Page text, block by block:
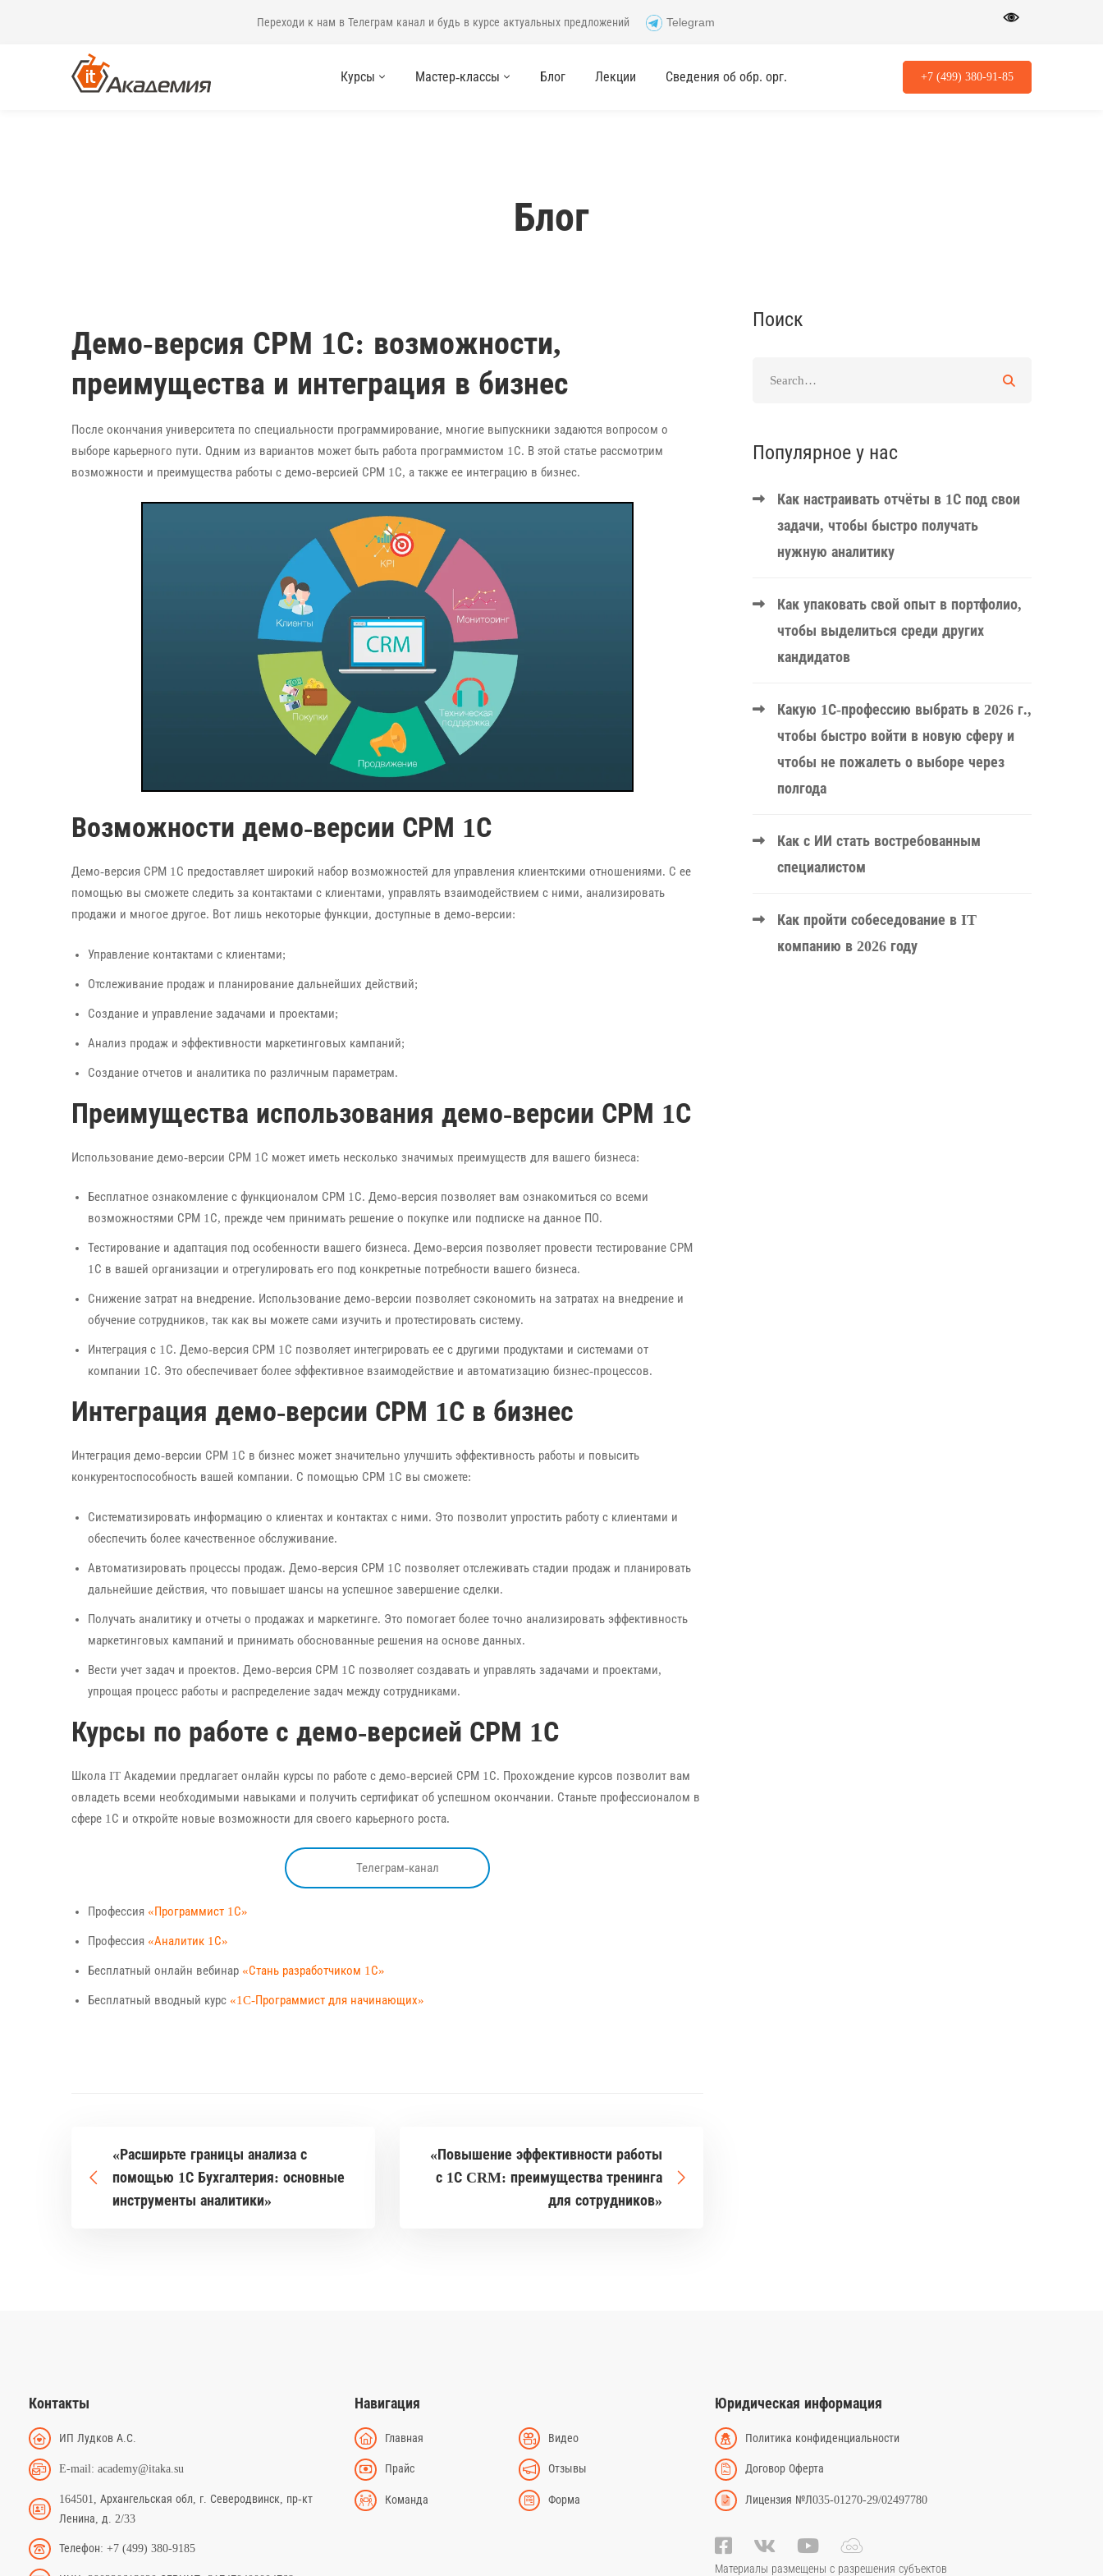
Переходи к нам в Телеграм канал и будь в курсе актуальных предложений Telegram
Курсы Мастер-классы Блог Лекции Сведения об обр. орг. +7 (499) 380-91-85
Блог
Демо-версия СРМ 1С: возможности,
преимущества и интеграция в бизнес
После окончания университета по специальности программирование, многие выпускники задаются вопросом о
выборе карьерного пути. Одним из вариантов может быть работа программистом 1С. В этой статье рассмотрим
возможности и преимущества работы с демо-версией СРМ 1С, а также ее интеграцию в бизнес.
Возможности демо-версии СРМ 1С
Демо-версия СРМ 1С предоставляет широкий набор возможностей для управления клиентскими отношениями. С ее
помощью вы сможете следить за контактами с клиентами, управлять взаимодействием с ними, анализировать
продажи и многое другое. Вот лишь некоторые функции, доступные в демо-версии:
Управление контактами с клиентами;
Отслеживание продаж и планирование дальнейших действий;
Создание и управление задачами и проектами;
Анализ продаж и эффективности маркетинговых кампаний;
Создание отчетов и аналитика по различным параметрам.
Преимущества использования демо-версии СРМ 1С
Использование демо-версии СРМ 1С может иметь несколько значимых преимуществ для вашего бизнеса:
Бесплатное ознакомление с функционалом СРМ 1С. Демо-версия позволяет вам ознакомиться со всеми
возможностями СРМ 1С, прежде чем принимать решение о покупке или подписке на данное ПО.
Тестирование и адаптация под особенности вашего бизнеса. Демо-версия позволяет провести тестирование СРМ
1С в вашей организации и отрегулировать его под конкретные потребности вашего бизнеса.
Снижение затрат на внедрение. Использование демо-версии позволяет сэкономить на затратах на внедрение и
обучение сотрудников, так как вы можете сами изучить и протестировать систему.
Интеграция с 1С. Демо-версия СРМ 1С позволяет интегрировать ее с другими продуктами и системами от
компании 1С. Это обеспечивает более эффективное взаимодействие и автоматизацию бизнес-процессов.
Интеграция демо-версии СРМ 1С в бизнес
Интеграция демо-версии СРМ 1С в бизнес может значительно улучшить эффективность работы и повысить
конкурентоспособность вашей компании. С помощью СРМ 1С вы сможете:
Систематизировать информацию о клиентах и контактах с ними. Это позволит упростить работу с клиентами и
обеспечить более качественное обслуживание.
Автоматизировать процессы продаж. Демо-версия СРМ 1С позволяет отслеживать стадии продаж и планировать
дальнейшие действия, что повышает шансы на успешное завершение сделки.
Получать аналитику и отчеты о продажах и маркетинге. Это помогает более точно анализировать эффективность
маркетинговых кампаний и принимать обоснованные решения на основе данных.
Вести учет задач и проектов. Демо-версия СРМ 1С позволяет создавать и управлять задачами и проектами,
упрощая процесс работы и распределение задач между сотрудниками.
Курсы по работе с демо-версией СРМ 1С
Школа IT Академии предлагает онлайн курсы по работе с демо-версией СРМ 1С. Прохождение курсов позволит вам
овладеть всеми необходимыми навыками и получить сертификат об успешном окончании. Станьте профессионалом в
сфере 1С и откройте новые возможности для своего карьерного роста.
Телеграм-канал
Профессия «Программист 1С»
Профессия «Аналитик 1С»
Бесплатный онлайн вебинар «Стань разработчиком 1С»
Бесплатный вводный курс «1C-Программист для начинающих»
«Расширьте границы анализа с
помощью 1С Бухгалтерия: основные
инструменты аналитики»
«Повышение эффективности работы
с 1С CRM: преимущества тренинга
для сотрудников»
Поиск
Популярное у нас
Как настраивать отчёты в 1С под свои
задачи, чтобы быстро получать
нужную аналитику
Как упаковать свой опыт в портфолио,
чтобы выделиться среди других
кандидатов
Какую 1С-профессию выбрать в 2026 г.,
чтобы быстро войти в новую сферу и
чтобы не пожалеть о выборе через
полгода
Как с ИИ стать востребованным
специалистом
Как пройти собеседование в IT
компанию в 2026 году
Контакты
ИП Лудков А.С.
E-mail: academy@itaka.su
164501, Архангельская обл, г. Северодвинск, пр-кт
Ленина, д. 2/33
Телефон: +7 (499) 380-9185
Навигация
Главная Видео
Прайс Отзывы
Команда Форма
Юридическая информация
Политика конфиденциальности
Договор Оферта
Лицензия №Л035-01270-29/02497780
Материалы размещены с разрешения субъектов